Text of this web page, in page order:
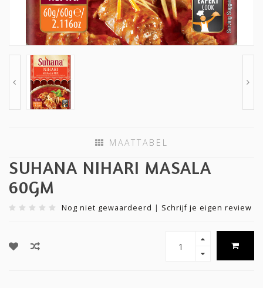
MAATTABEL
SUHANA NIHARI MASALA
60GM
Nog niet gewaardeerd | Schrijf je eigen review